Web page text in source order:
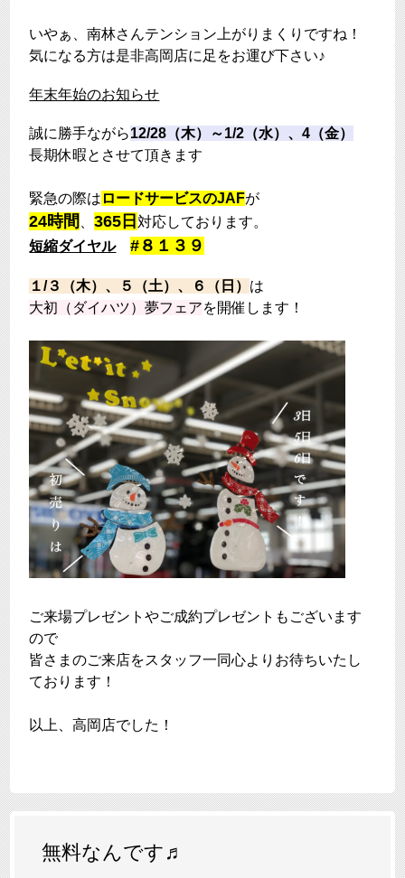
いやぁ、南林さんテンション上がりまくりですね！
気になる方は是非高岡店に足をお運び下さい♪
年末年始のお知らせ
誠に勝手ながら12/28（木）～1/2（水）、4（金）
長期休暇とさせて頂きます
緊急の際は ロードサービスのJAFが
24時間 、365日対応しております。
短縮ダイヤル
#８１３９
１/３（木）、５（土）、６（日） は
大初（ダイハツ）夢フェアを開催します！
ご来場プレゼントやご成約プレゼントもございます
ので
皆さまのご来店をスタッフ一同心よりお待ちいたし
ております！
以上、高岡店でした！
無料なんです♬